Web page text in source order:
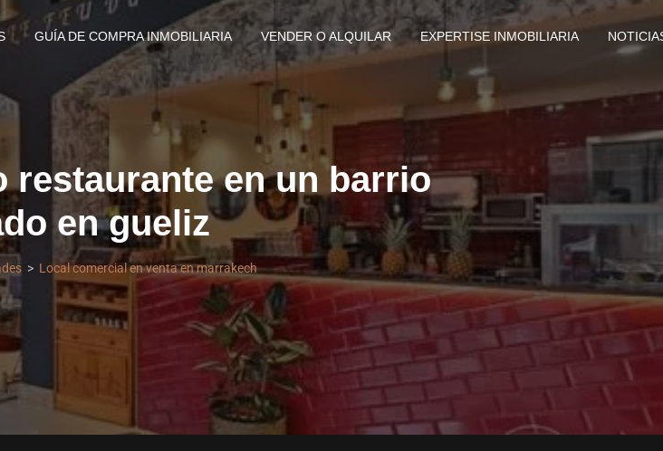
GUÍA DE COMPRA INMOBILIARIA VENDER O ALQUILAR EXPERTISE INMOBILIARIA
restaurante en un barrio
en gueliz
Local comercial en venta en marrakech